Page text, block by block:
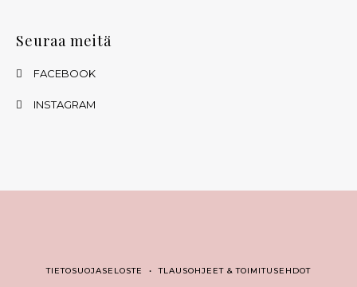
Seuraa meitä
FACEBOOK
INSTAGRAM
TIETOSUOJASELOSTE •TLAUSOHJEET & TOIMITUSEHDOT